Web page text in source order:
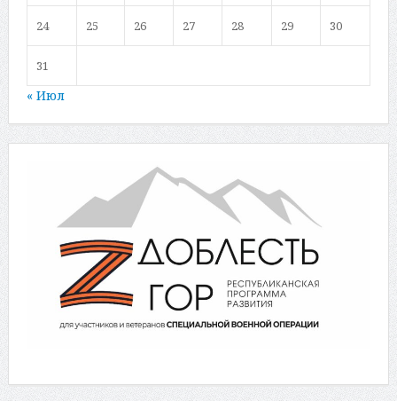
24 25 26 27 28 29 30
31
« Июл